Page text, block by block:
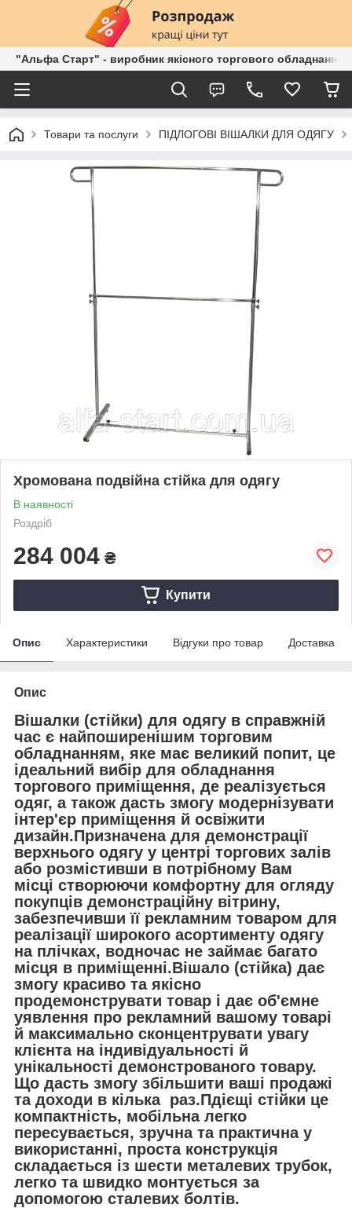
"Альфа Старт" - виробник якісного торгового обладнання
Товари та послуги ПІДЛОГОВІ ВІШАЛКИ ДЛЯ ОДЯГУ
Хромована подвійна стійка для одягу
В наявності
Роздріб
284 004 ₴
Купити
Опис Характеристики Відгуки про товар Доставка
Опис
Вішалки (стійки) для одягу в справжній
час є найпоширенішим торговим
обладнанням, яке має великий попит, це
ідеальний вибір для обладнання
торгового приміщення, де реалізується
одяг, а також дасть змогу модернізувати
інтер'єр приміщення й освіжити
дизайн.Призначена для демонстрації
верхнього одягу у центрі торгових залів
або розмістивши в потрібному Вам
місці створюючи комфортну для огляду
покупців демонстраційну вітрину,
забезпечивши її рекламним товаром для
реалізації широкого асортименту одягу
на плічках, водночас не займає багато
місця в приміщенні.Вішало (стійка) дає
змогу красиво та якісно
продемонструвати товар і дає об'ємне
уявлення про рекламний вашому товарі
й максимально сконцентрувати увагу
клієнта на індивідуальності й
унікальності демонстрованого товару.
Що дасть змогу збільшити ваші продажі
та доходи в кілька раз.Пдієщі стійки це
компактність, мобільна легко
пересувається, зручна та практична у
використанні, проста конструкція
складається із шести металевих трубок,
легко та швидко монтується за
допомогою сталевих болтів.